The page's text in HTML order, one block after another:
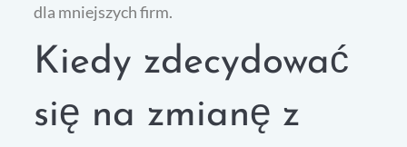
dla mniejszych firm.
Kiedy zdecydować
się na zmianę z